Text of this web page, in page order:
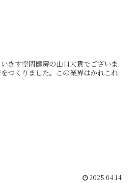
きす空間健房の山口大貴でございま
つくりました。この業界はかれこれ
2025.04.14